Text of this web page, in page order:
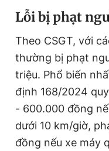
Lỗi bị phạt
Theo CSGT, với
thường bị phạt
triệu. Phổ biến
định 168/2024
- 600.000 đồng
dưới 10 km/giờ,
đồng nếu xe máy